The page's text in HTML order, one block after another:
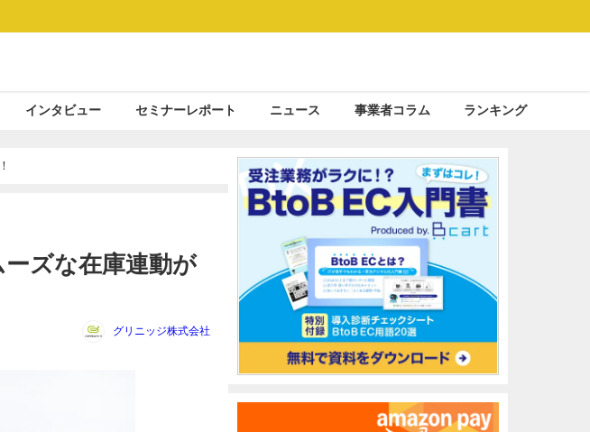
インタビュー セミナーレポート ニュース 事業者コラム ランキング
ズな在庫連動が
グリニッジ株式会社